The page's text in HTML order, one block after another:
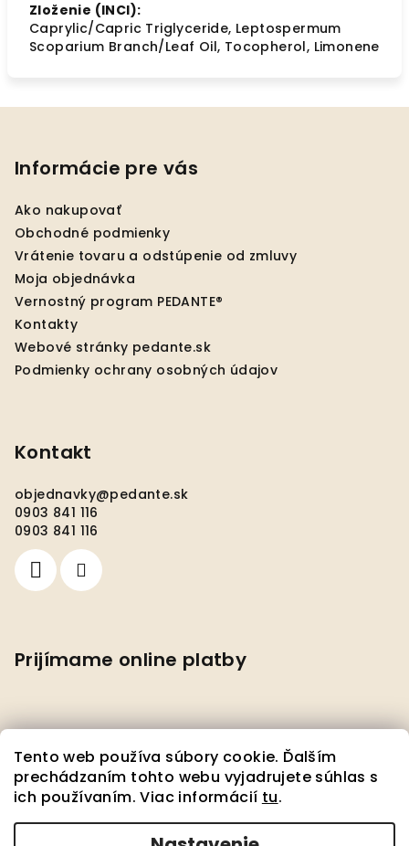
Tento web používa súbory cookie. Ďalším
prechádzaním tohto webu vyjadrujete súhlas s
ich používaním. Viac informácií tu.
Zloženie (INCI):
Caprylic/Capric Triglyceride, Leptospermum
Scoparium Branch/Leaf Oil, Tocopherol, Limonene
Informácie pre vás
Ako nakupovať
Obchodné podmienky
Vrátenie tovaru a odstúpenie od zmluvy
Moja objednávka
Vernostný program PEDANTE®
Kontakty
Webové stránky pedante.sk
Podmienky ochrany osobných údajov
Kontakt
objednavky@pedante.sk
0903 841 116
0903 841 116
Prijímame online platby
Facebook